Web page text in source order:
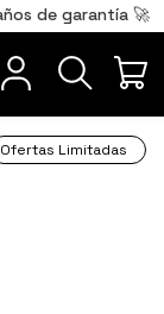
de garantía 🚀
Ofertas Limitadas
0,00€
PT
FR